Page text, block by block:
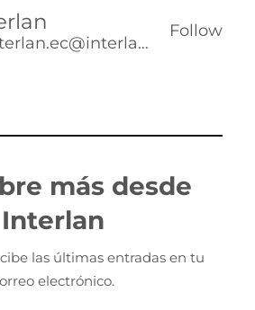
@interlan.ec@interlan.ec
Follow
más desde
Interlan
las últimas entradas en tu
electrónico.